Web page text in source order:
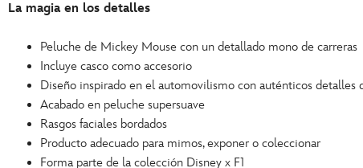
La magia en los detalles
Peluche de Mickey Mouse con un detallado mono de carreras
Incluye casco como accesorio
Diseño inspirado en el automovilismo con auténticos detalles
Acabado en peluche supersuave
Rasgos faciales bordados
Producto adecuado para mimos, exponer o coleccionar
Forma parte de la colección Disney x F1